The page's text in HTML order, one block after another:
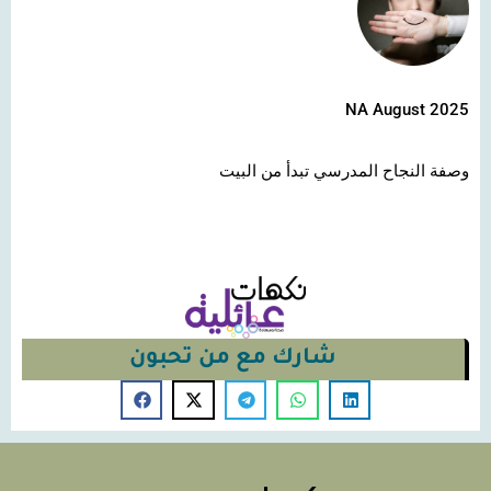
NA August 2025
وصفة النجاح المدرسي تبدأ من البيت
شارك مع من تحبون